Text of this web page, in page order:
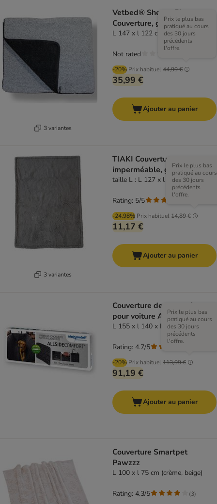
3 variantes
Vetbed® Sherpa Fleece
Couverture, grise
L 147 x l 122 cm
-20% Prix habituel44,99 €
Prix le plus bas
pratiqué au cours
des 30 jours
précédents
l'offre.
35,99 €
Not rated
Ajouter au panier
3 variantes
TIAKI Couverture
imperméable, grise
taille L : L 127 x l 101 cm
-24.98% Prix habituel14,89 €
Prix le plus bas
pratiqué au cours
des 30 jours
précédents
l'offre.
11,17 €
Rating: 5/5
Ajouter au panier
Couverture de protection
pour voiture Allside Comfort
L 155 x l 140 x H 50 cm
-20% Prix habituel113,99 €
Prix le plus bas
pratiqué au cours
des 30 jours
précédents
l'offre.
91,19 €
Rating: 4.7/5
Ajouter au panier
Couverture Smartpet
Pawzzz
L 100 x l 75 cm (crème, beige)
Rating: 4.3/5 (3)